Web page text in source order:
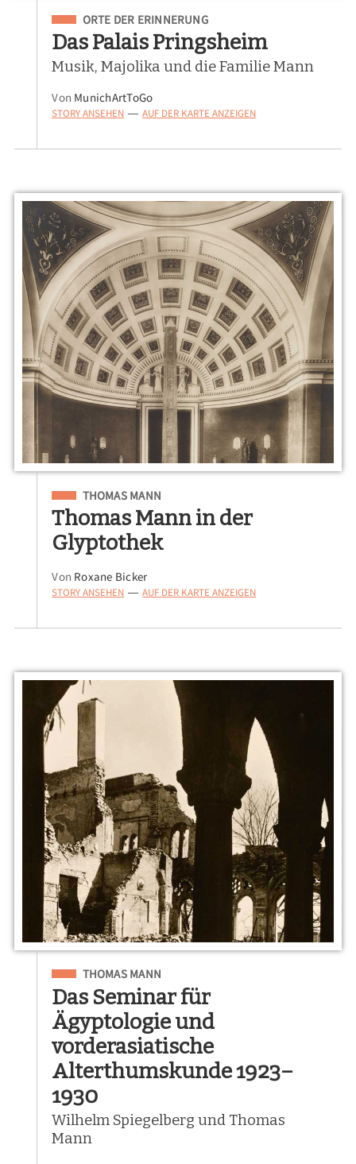
Eingeordnet unter
ORTE DER ERINNERUNG
Das Palais Pringsheim
Musik, Majolika und die Familie Mann
Von MunichArtToGo
STORY ANSEHEN — AUF DER KARTE ANZEIGEN
Eingeordnet unter
THOMAS MANN
Thomas Mann in der
Glyptothek
Von Roxane Bicker
STORY ANSEHEN — AUF DER KARTE ANZEIGEN
Eingeordnet unter
THOMAS MANN
Das Seminar für
Ägyptologie und
vorderasiatische
Alterthumskunde 1923–
1930
Wilhelm Spiegelberg und Thomas
Mann